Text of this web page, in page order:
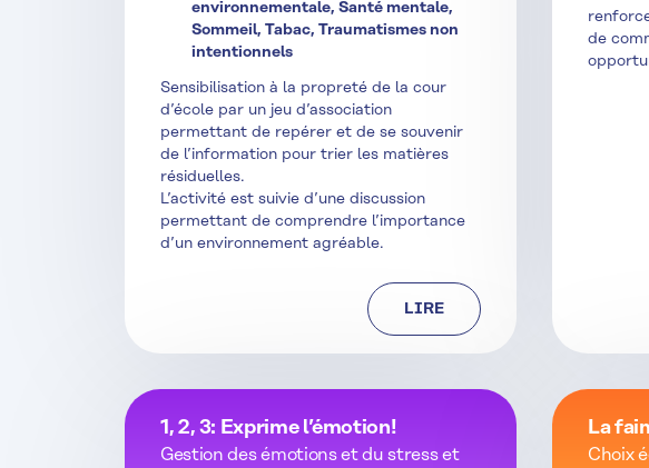
environnementale, Santé mentale,
Sommeil, Tabac, Traumatismes non
intentionnels
Sensibilisation à la propreté de la cour
d’école par un jeu d’association
permettant de repérer et de se souvenir
de l’information pour trier les matières
résiduelles.
L’activité est suivie d’une discussion
permettant de comprendre l’importance
d’un environnement agréable.
LIRE
de
1, 2, 3: Exprime l’émotion!
Gestion des émotions et du stress et
La
Choix